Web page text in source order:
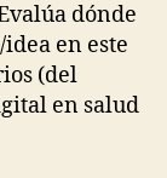
dónde
en este
(del
en salud